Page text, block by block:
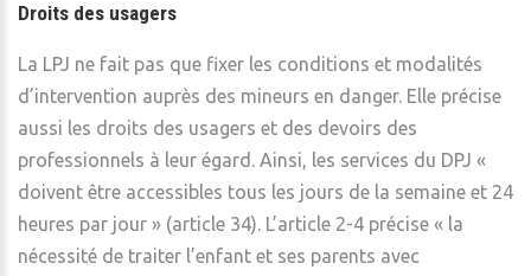
Droits des usagers
La LPJ ne fait pas que fixer les conditions et modalités
d’intervention auprès des mineurs en danger. Elle précise
aussi les droits des usagers et des devoirs des
professionnels à leur égard. Ainsi, les services du DPJ «
doivent être accessibles tous les jours de la semaine et 24
heures par jour » (article 34). L’article 2-4 précise « la
nécessité de traiter l’enfant et ses parents avec